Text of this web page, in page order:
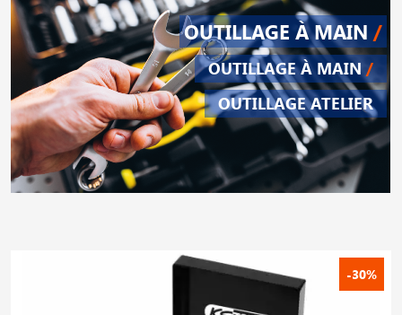
OUTILLAGE À MAIN /
OUTILLAGE À MAIN /
OUTILLAGE ATELIER
-30%